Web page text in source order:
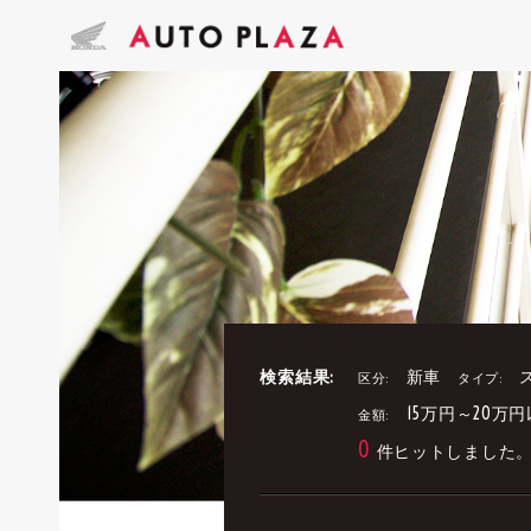
検索結果: 区分: 新車 タイプ:
金額: 15万円～20万
0 件ヒットしました。